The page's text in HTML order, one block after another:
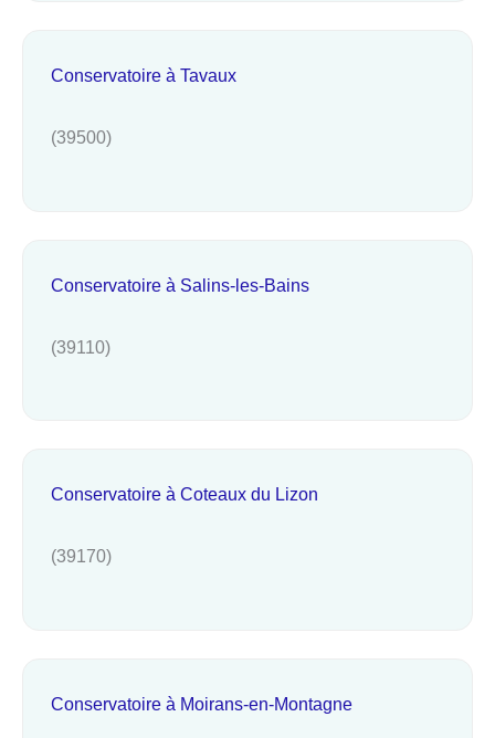
Conservatoire à Tavaux
(39500)
Conservatoire à Salins-les-Bains
(39110)
Conservatoire à Coteaux du Lizon
(39170)
Conservatoire à Moirans-en-Montagne